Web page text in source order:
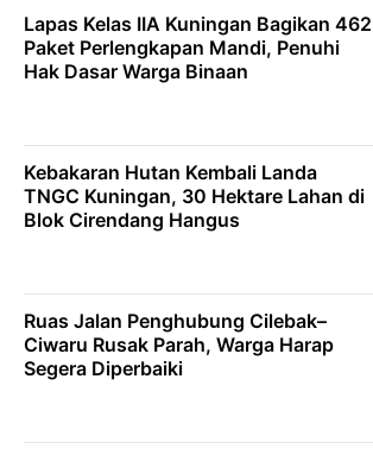
Lapas Kelas IIA Kuningan Bagikan 462
Paket Perlengkapan Mandi, Penuhi
Hak Dasar Warga Binaan
Kebakaran Hutan Kembali Landa
TNGC Kuningan, 30 Hektare Lahan di
Blok Cirendang Hangus
Ruas Jalan Penghubung Cilebak–
Ciwaru Rusak Parah, Warga Harap
Segera Diperbaiki